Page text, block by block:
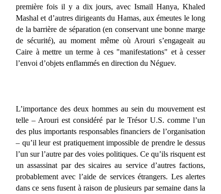
première fois il y a dix jours, avec Ismaïl Hanya, Khaled
Mashal et d’autres dirigeants du Hamas, aux émeutes le long
de la barrière de séparation (en conservant une bonne marge
de sécurité), au moment même où Arouri s’engageait au
Caire à mettre un terme à ces "manifestations" et à cesser
l’envoi d’objets enflammés en direction du Néguev.
L’importance des deux hommes au sein du mouvement est
telle – Arouri est considéré par le Trésor U.S. comme l’un
des plus importants responsables financiers de l’organisation
– qu’il leur est pratiquement impossible de prendre le dessus
l’un sur l’autre par des voies politiques. Ce qu’ils risquent est
un assassinat par des sicaires au service d’autres factions,
probablement avec l’aide de services étrangers. Les alertes
dans ce sens fusent à raison de plusieurs par semaine dans la